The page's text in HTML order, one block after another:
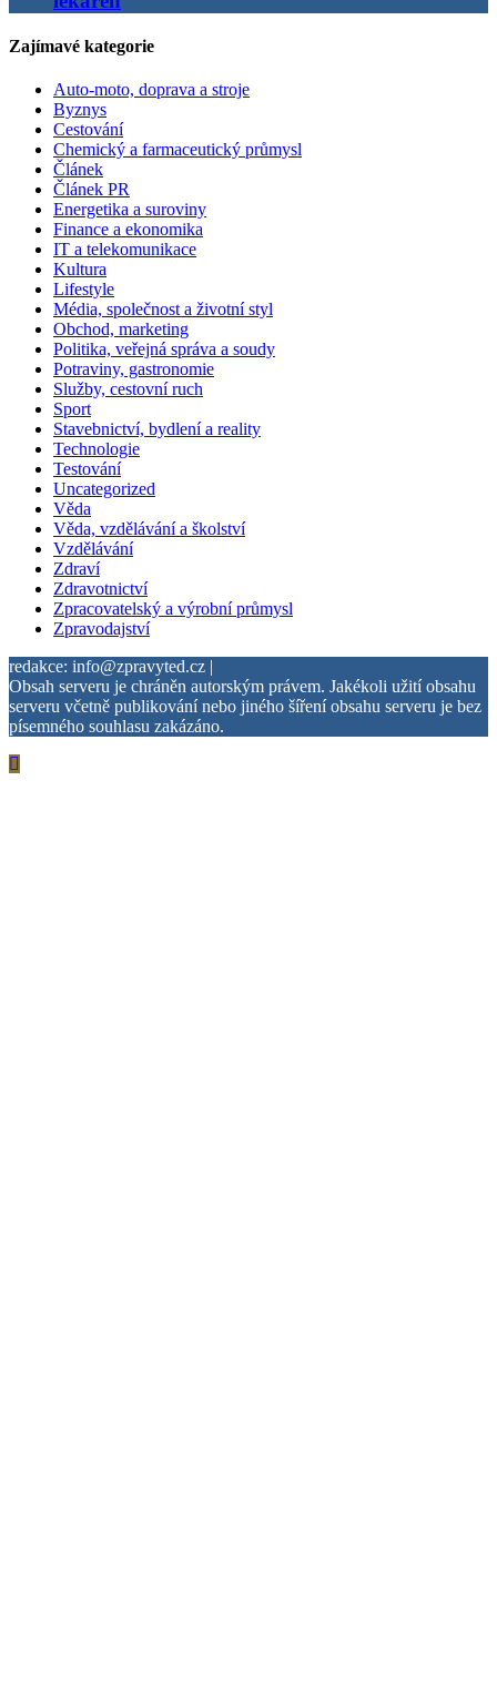
Zajímavé kategorie
Auto-moto, doprava a stroje
Byznys
Cestování
Chemický a farmaceutický průmysl
Článek
Článek PR
Energetika a suroviny
Finance a ekonomika
IT a telekomunikace
Kultura
Lifestyle
Média, společnost a životní styl
Obchod, marketing
Politika, veřejná správa a soudy
Potraviny, gastronomie
Služby, cestovní ruch
Sport
Stavebnictví, bydlení a reality
Technologie
Testování
Uncategorized
Věda
Věda, vzdělávání a školství
Vzdělávání
Zdraví
Zdravotnictví
Zpracovatelský a výrobní průmysl
Zpravodajství
redakce: info@zpravyted.cz |
Obsah serveru je chráněn autorským právem. Jakékoli užití obsahu
serveru včetně publikování nebo jiného šíření obsahu serveru je bez
písemného souhlasu zakázáno.